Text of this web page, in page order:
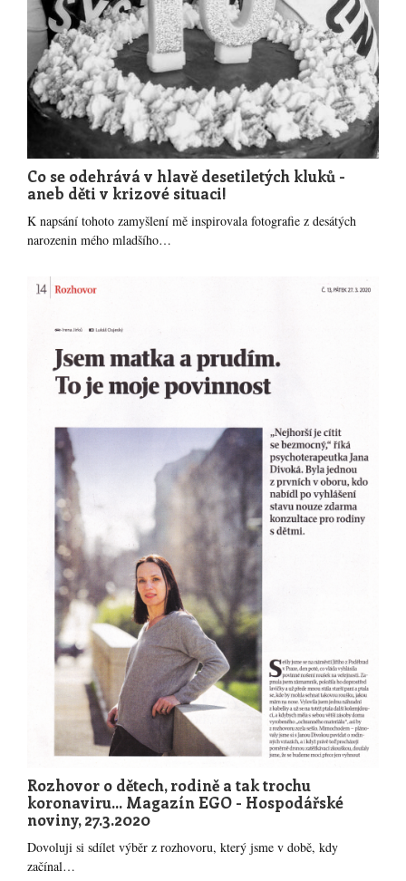
Co se odehrává v hlavě desetiletých kluků -
aneb děti v krizové situaci!
K napsání tohoto zamyšlení mě inspirovala fotografie z desátých
narozenin mého mladšího…
Rozhovor o dětech, rodině a tak trochu
koronaviru... Magazín EGO - Hospodářské
noviny, 27.3.2020
Dovoluji si sdílet výběr z rozhovoru, který jsme v době, kdy
začínal…